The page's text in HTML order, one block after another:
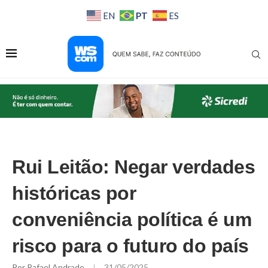
EN PT ES
Rui Leitão: Negar verdades
históricas por
conveniência política é um
risco para o futuro do país